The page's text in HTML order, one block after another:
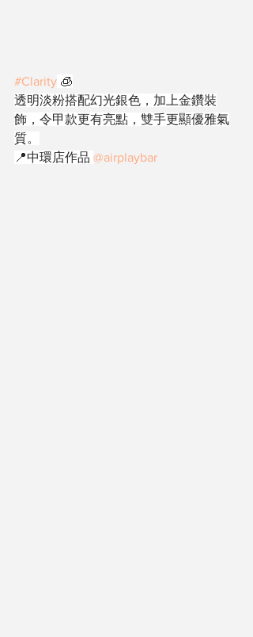
#Clarity 🧊
透明淡粉搭配幻光銀色，加上金鑽裝
飾，令甲款更有亮點，雙手更顯優雅氣
質。
📍中環店作品 @airplaybar